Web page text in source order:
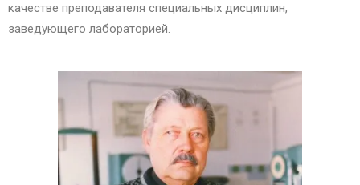
качестве преподавателя специальных дисциплин,
заведующего лабораторией.